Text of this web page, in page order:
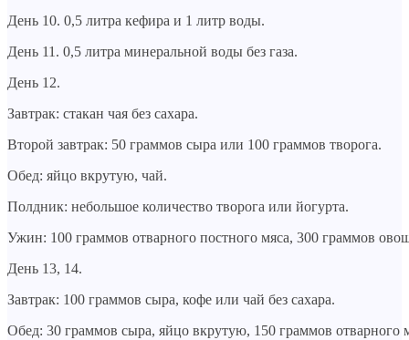
День 10. 0,5 литра кефира и 1 литр воды.
День 11. 0,5 литра минеральной воды без газа.
День 12.
Завтрак: стакан чая без сахара.
Второй завтрак: 50 граммов сыра или 100 граммов творога.
Обед: яйцо вкрутую, чай.
Полдник: небольшое количество творога или йогурта.
Ужин: 100 граммов отварного постного мяса, 300 граммов
День 13, 14.
Завтрак: 100 граммов сыра, кофе или чай без сахара.
Обед: 30 граммов сыра, яйцо вкрутую, 150 граммов отварного